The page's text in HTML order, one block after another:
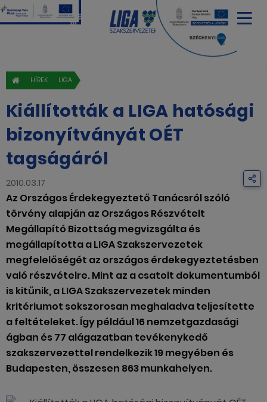
HÍREK LIGA
Kiállították a LIGA hatósági
bizonyítványát OÉT
tagságáról
2010.03.17
Az Országos Érdekegyeztető Tanácsról szóló
törvény alapján az Országos Részvételt
Megállapító Bizottság megvizsgálta és
megállapította a LIGA Szakszervezetek
megfelelőségét az országos érdekegyeztetésben
való részvételre. Mint az a csatolt dokumentumból
is kitűnik, a LIGA Szakszervezetek minden
kritériumot sokszorosan meghaladva teljesítette
a feltételeket. Így például 16 nemzetgazdasági
ágban és 77 alágazatban tevékenykedő
szakszervezettel rendelkezik 19 megyében és
Budapesten, összesen 863 munkahelyen.